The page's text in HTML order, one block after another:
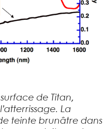
de Titan,
La
teinte brunâtre dans